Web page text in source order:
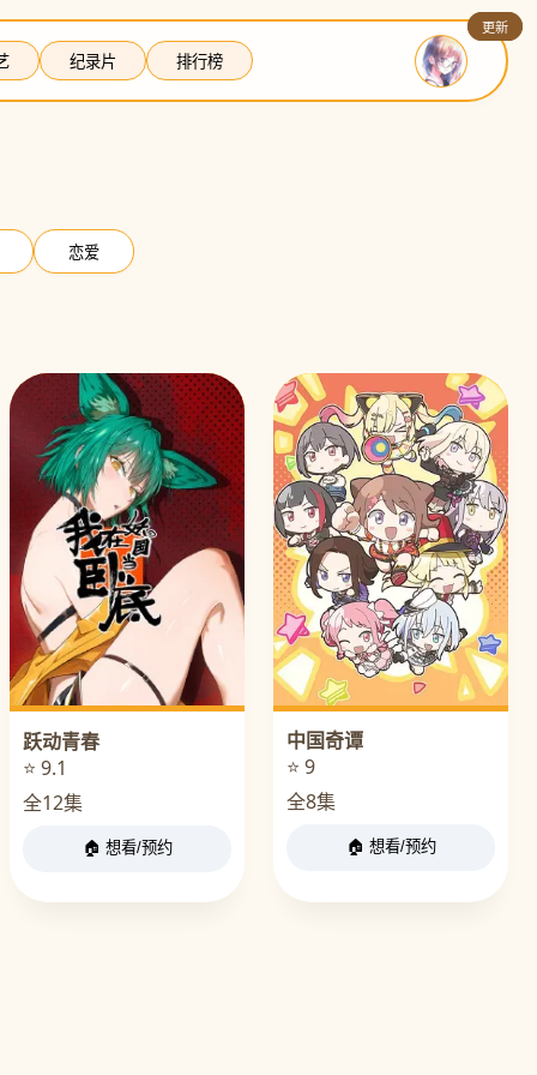
纪录片 排行榜
恋爱
更新
更新
跃动青春
⭐ 9.1
全12集
🏠 想看/预约
中国奇谭
⭐ 9
全8集
🏠 想看/预约